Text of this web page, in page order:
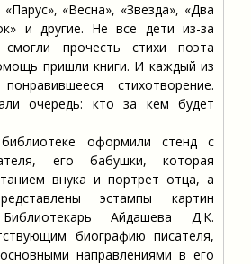
«Весна», «Звезда», «Два
и другие. Не все дети из-за
смогли прочесть стихи поэта
пришли книги. И каждый из
стихотворение.
очередь: кто за кем будет
оформили стенд с
его бабушки, которая
внука и портрет отца, а
эстампы картин
Айдашева Д.К.
биографию писателя,
направлениями в его